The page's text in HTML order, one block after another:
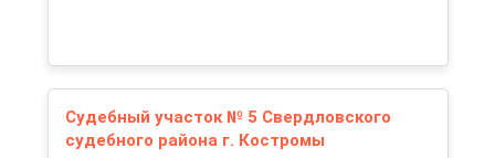
Судебный участок № 5 Свердловского
судебного района г. Костромы